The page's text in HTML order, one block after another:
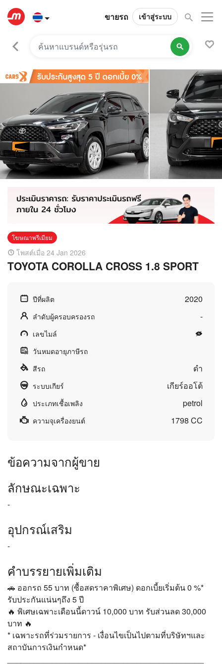
ขายรถ เข้าสู่ระบบ
โฆษณาพรีเมียม
โพสต์เมื่อ 24 Jan 2026
TOYOTA COROLLA CROSS 1.8 SPORT
ปีที่ผลิต 2020
ลำดับผู้ครอบครองรถ -
เลขไมล์
วันหมดอายุภาษีรถ
สีรถ
ดำ
ระบบเกียร์ เกียร์ออโต้
ประเภทเชื้อเพลิง petrol
ความจุเครื่องยนต์ 1798 CC
ข้อความจากผู้ขาย
ลักษณะเฉพาะ
-
อุปกรณ์เสริม
-
คำบรรยายเพิ่มเติม
🚗 ออกรถ 55 บาท (ซื้อสดราคาพิเศษ) ดอกเบี้ยเริ่มต้น 0 %*
รับประกันแน่นๆถึง 5 ปี
🔥 พิเศษเฉพาะเดือนนี้ดาวน์ 10,000 บาท รับส่วนลด 30,000
บาท 🔥
* เฉพาะรถที่ร่วมรายการ - เงื่อนไขเป็นไปตามที่บริษัทฯและ
สถาบันการเงินกำหนด*